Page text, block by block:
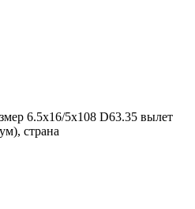
6.5x16/5x108 D63.35 вылет
страна